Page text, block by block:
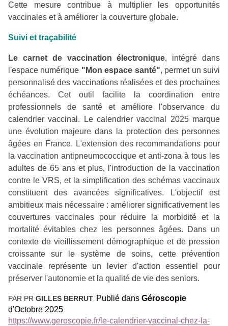
Cette mesure contribue à multiplier les opportunités
vaccinales et à améliorer la couverture globale.
Suivi et traçabilité
Le carnet de vaccination électronique, intégré dans
l'espace numérique "Mon espace santé", permet un suivi
personnalisé des vaccinations réalisées et des prochaines
échéances. Cet outil facilite la coordination entre
professionnels de santé et améliore l'observance du
calendrier vaccinal. Le calendrier vaccinal 2025 marque
une évolution majeure dans la protection des personnes
âgées en France. L'extension des recommandations pour
la vaccination antipneumococcique et anti-zona à tous les
adultes de 65 ans et plus, l'introduction de la vaccination
contre le VRS, et la simplification des schémas vaccinaux
constituent des avancées significatives. L'objectif est
ambitieux mais nécessaire : améliorer significativement les
couvertures vaccinales pour réduire la morbidité et la
mortalité évitables chez les personnes âgées. Dans un
contexte de vieillissement démographique et de pression
croissante sur le système de soins, cette prévention
vaccinale représente un levier d'action essentiel pour
préserver l'autonomie et la qualité de vie des seniors.
PAR PR GILLES BERRUT Publié dans Géroscopie
d'Octobre 2025
https://www.geroscopie.fr/le-calendrier-vaccinal-chez-la-